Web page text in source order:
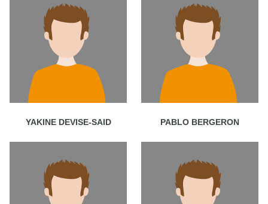
YAKINE DEVISE-SAID PABLO BERGERON